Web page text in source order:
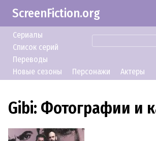
ScreenFiction.org
Сериалы
Список серий
Переводы
Новые сезоны
Персонажи Актеры
Gibi: Фотографии и